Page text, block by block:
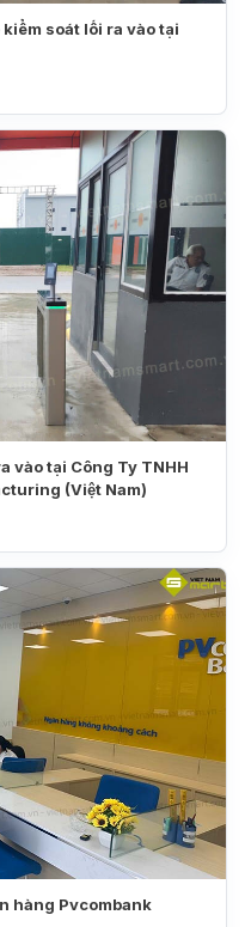
soát lối ra vào tại
vào tại Công Ty TNHH
(Việt Nam)
hàng Pvcombank